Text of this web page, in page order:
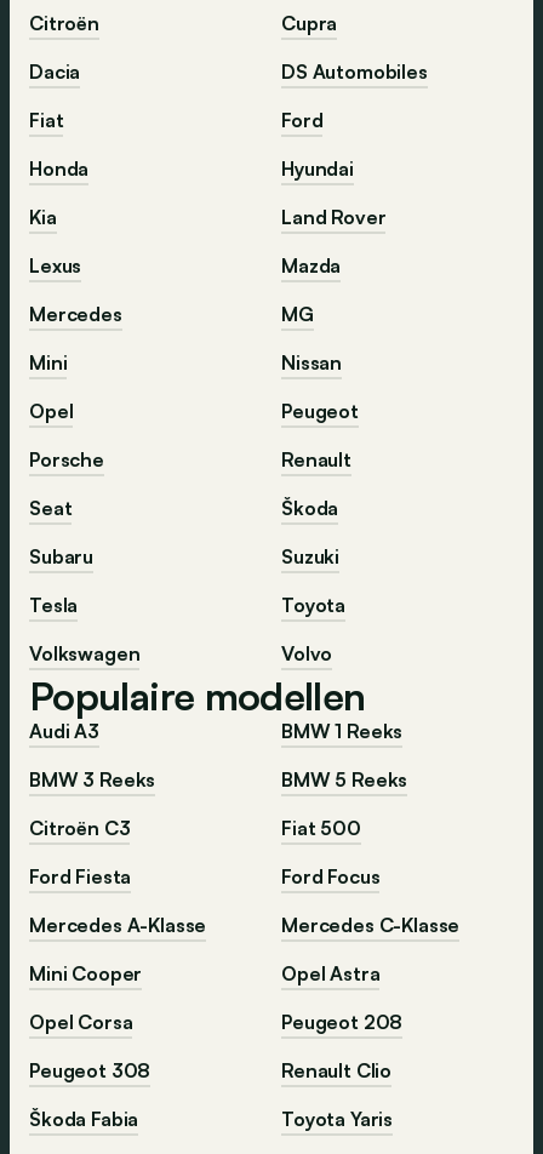
Citroën
Cupra
Dacia
DS Automobiles
Fiat
Ford
Honda
Hyundai
Kia
Land Rover
Lexus
Mazda
Mercedes
MG
Mini
Nissan
Opel
Peugeot
Porsche
Renault
Seat
Škoda
Subaru
Suzuki
Tesla
Toyota
Volkswagen
Volvo
Populaire modellen
Audi A3
BMW 1 Reeks
BMW 3 Reeks
BMW 5 Reeks
Citroën C3
Fiat 500
Ford Fiesta
Ford Focus
Mercedes A-Klasse
Mercedes C-Klasse
Mini Cooper
Opel Astra
Opel Corsa
Peugeot 208
Peugeot 308
Renault Clio
Škoda Fabia
Toyota Yaris